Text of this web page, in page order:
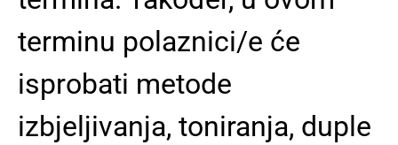
terminu polaznici/e će
isprobati metode
izbjeljivanja, toniranja, duple